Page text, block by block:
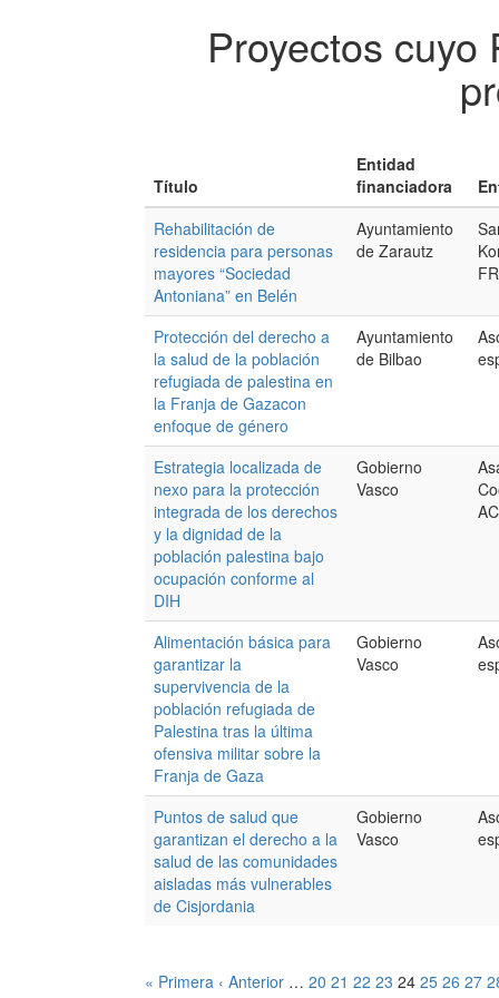
Proyectos
Título
Entidad
financiadora
Rehabilitación de
residencia para personas
mayores “Sociedad
Antoniana” en Belén
Ayuntamiento
de Zarautz
Protección del derecho a
la salud de la población
refugiada de palestina en
la Franja de Gazacon
enfoque de género
Ayuntamiento
de Bilbao
Estrategia localizada de
nexo para la protección
integrada de los derechos
y la dignidad de la
población palestina bajo
ocupación conforme al
DIH
Gobierno
Vasco
Alimentación básica para
garantizar la
supervivencia de la
población refugiada de
Palestina tras la última
ofensiva militar sobre la
Franja de Gaza
Gobierno
Vasco
Puntos de salud que
garantizan el derecho a la
salud de las comunidades
aisladas más vulnerables
de Cisjordania
Gobierno
Vasco
« Primera ‹ Anterior … 20 21 22 23 24 25 26 27